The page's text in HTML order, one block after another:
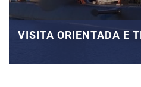
VISITA ORIENTADA E